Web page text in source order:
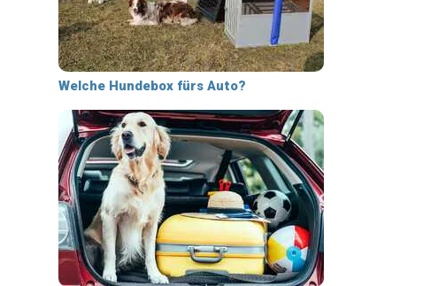
Welche Hundebox fürs Auto?